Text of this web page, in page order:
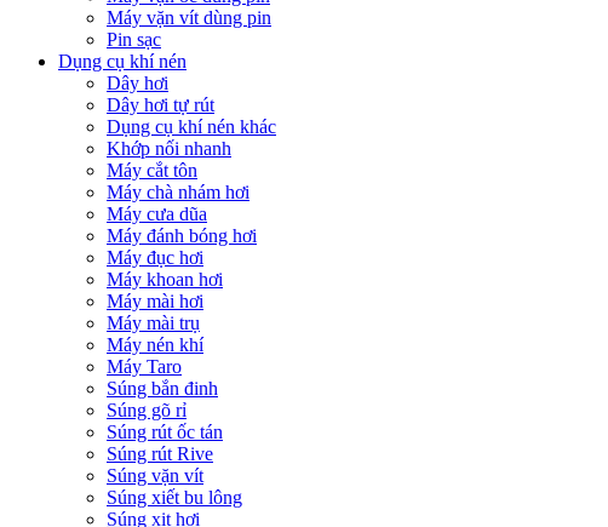
Máy vặn vít dùng pin
Pin sạc
Dụng cụ khí nén
Dây hơi
Dây hơi tự rút
Dụng cụ khí nén khác
Khớp nối nhanh
Máy cắt tôn
Máy chà nhám hơi
Máy cưa dũa
Máy đánh bóng hơi
Máy đục hơi
Máy khoan hơi
Máy mài hơi
Máy mài trụ
Máy nén khí
Máy Taro
Súng bắn đinh
Súng gõ rỉ
Súng rút ốc tán
Súng rút Rive
Súng vặn vít
Súng xiết bu lông
Súng xịt hơi